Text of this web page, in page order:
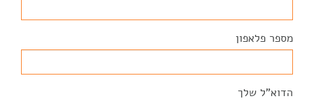
מספר פלאפון
הדוא"ל שלך